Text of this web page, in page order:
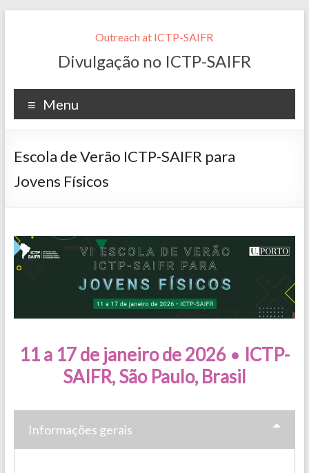
Outreach at ICTP-SAIFR
Divulgação no ICTP-SAIFR
Menu
Escola de Verão ICTP-SAIFR para
Jovens Físicos
11 a 17 de janeiro de 2026 • ICTP-
SAIFR, São Paulo, Brasil
Informações gerais